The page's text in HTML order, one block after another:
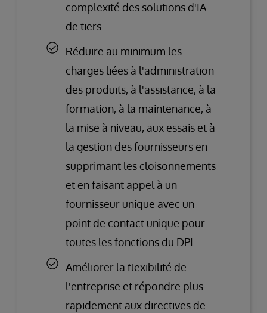
complexité des solutions d'IA
de tiers
Réduire au minimum les
charges liées à l'administration
des produits, à l'assistance, à la
formation, à la maintenance, à
la mise à niveau, aux essais et à
la gestion des fournisseurs en
supprimant les cloisonnements
et en faisant appel à un
fournisseur unique avec un
point de contact unique pour
toutes les fonctions du DPI
Améliorer la flexibilité de
l'entreprise et répondre plus
rapidement aux directives de